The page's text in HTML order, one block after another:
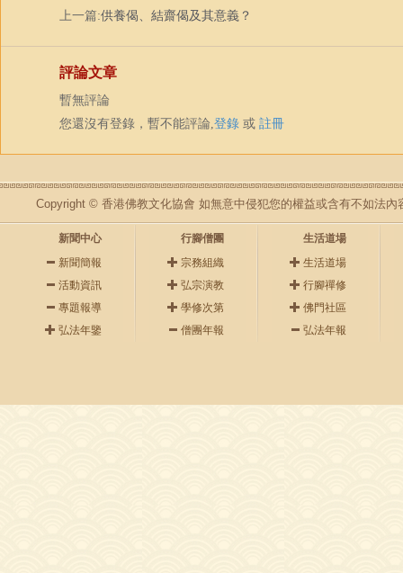
上一篇:供養偈、結齋偈及其意義？
評論文章
暫無評論
您還沒有登錄，暫不能評論,登錄 或 註冊
Copyright © 香港佛教文化協會 如無意中侵犯您的權益或含有不如法內
新聞中心
新聞簡報
活動資訊
專題報導
弘法年鑒
行腳僧團
宗務組織
弘宗演教
學修次第
僧團年報
生活道場
生活道場
行腳禪修
佛門社區
弘法年報